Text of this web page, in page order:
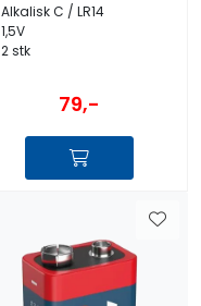
Alkalisk C / LR14
1,5V
2 stk
79,-